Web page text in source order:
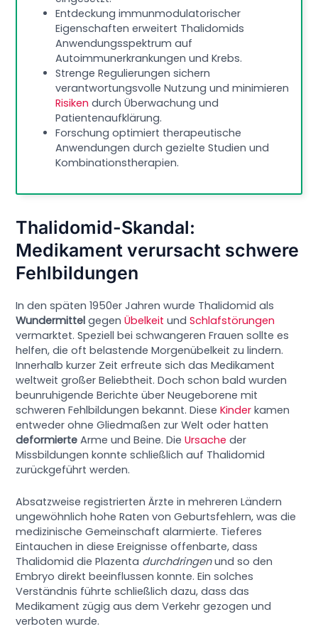
Entdeckung immunmodulatorischer
Eigenschaften erweitert Thalidomids
Anwendungsspektrum auf
Autoimmunerkrankungen und Krebs.
Strenge Regulierungen sichern
verantwortungsvolle Nutzung und minimieren
Risiken durch Überwachung und
Patientenaufklärung.
Forschung optimiert therapeutische
Anwendungen durch gezielte Studien und
Kombinationstherapien.
Thalidomid-Skandal:
Medikament verursacht schwere
Fehlbildungen
In den späten 1950er Jahren wurde Thalidomid als
Wundermittel gegenÜbelkeit undSchlafstörungen
vermarktet. Speziell bei schwangeren Frauen sollte es
helfen, die oft belastende Morgenübelkeit zu lindern.
Innerhalb kurzer Zeit erfreute sich das Medikament
weltweit großer Beliebtheit. Doch schon bald wurden
beunruhigende Berichte über Neugeborene mit
schweren Fehlbildungen bekannt. DieseKinder kamen
entweder ohne Gliedmaßen zur Welt oder hatten
deformierte Arme und Beine. DieUrsache der
Missbildungen konnte schließlich auf Thalidomid
zurückgeführt werden.
Absatzweise registrierten Ärzte in mehreren Ländern
ungewöhnlich hohe Raten von Geburtsfehlern, was die
medizinische Gemeinschaft alarmierte. Tieferes
Eintauchen in diese Ereignisse offenbarte, dass
Thalidomid die Plazenta durchdringenund so den
Embryo direkt beeinflussen konnte. Ein solches
Verständnis führte schließlich dazu, dass das
Medikament zügig aus dem Verkehr gezogen und
verboten wurde.